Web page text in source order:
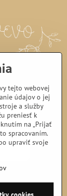
tejto webovej
údajov o jej
a služby
preniesť k
na „Prijať
spracovaním.
upraviť svoje